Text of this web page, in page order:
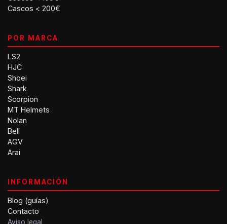
Cascos < 200€
POR MARCA
LS2
HJC
Shoei
Shark
Scorpion
MT Helmets
Nolan
Bell
AGV
Arai
INFORMACIÓN
Blog (guías)
Contacto
Aviso legal